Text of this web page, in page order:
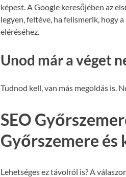
képest. A Google keresőjében az
legyen, feltéve, ha felismerik, hogy
eléréséhez.
Unod már a véget
Tudnod kell, van más megoldás is.
SEO
Győrszemere és
Lehetséges ez távolról is? A